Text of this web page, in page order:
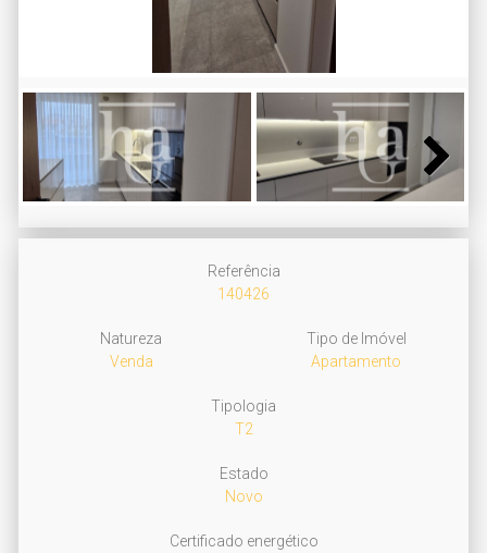
Next
Referência
140426
Natureza
Venda
Tipo de Imóvel
Apartamento
Tipologia
T2
Estado
Novo
Certificado energético